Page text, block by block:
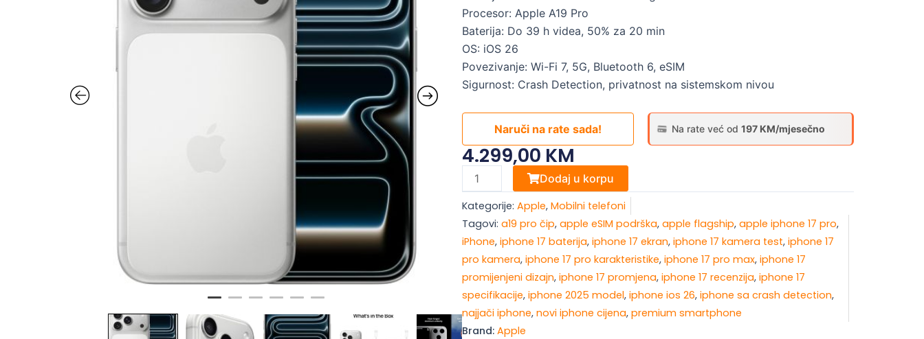
Procesor: Apple A19 Pro
Baterija: Do 39 h videa, 50% za 20 min
OS: iOS 26
Povezivanje: Wi-Fi 7, 5G, Bluetooth 6, eSIM
Sigurnost: Crash Detection, privatnost na sistemskom nivou
Na rate već od 197 KM/mjesečno
Naruči na rate sada!
4.299,00 KM
Apple
iPhone
17
Pro
Max
1
TB
Silver
količina
Dodaj u korpu
Kategorije: Apple, Mobilni telefoni
Tagovi: a19 pro čip, apple eSIM podrška, apple flagship, apple iphone 17 pro,
iPhone, iphone 17 baterija, iphone 17 ekran, iphone 17 kamera test, iphone 17
pro kamera, iphone 17 pro karakteristike, iphone 17 pro max, iphone 17
promijenjeni dizajn, iphone 17 promjena, iphone 17 recenzija, iphone 17
specifikacije, iphone 2025 model, iphone ios 26, iphone sa crash detection,
najjači iphone, novi iphone cijena, premium smartphone
Brand: Apple